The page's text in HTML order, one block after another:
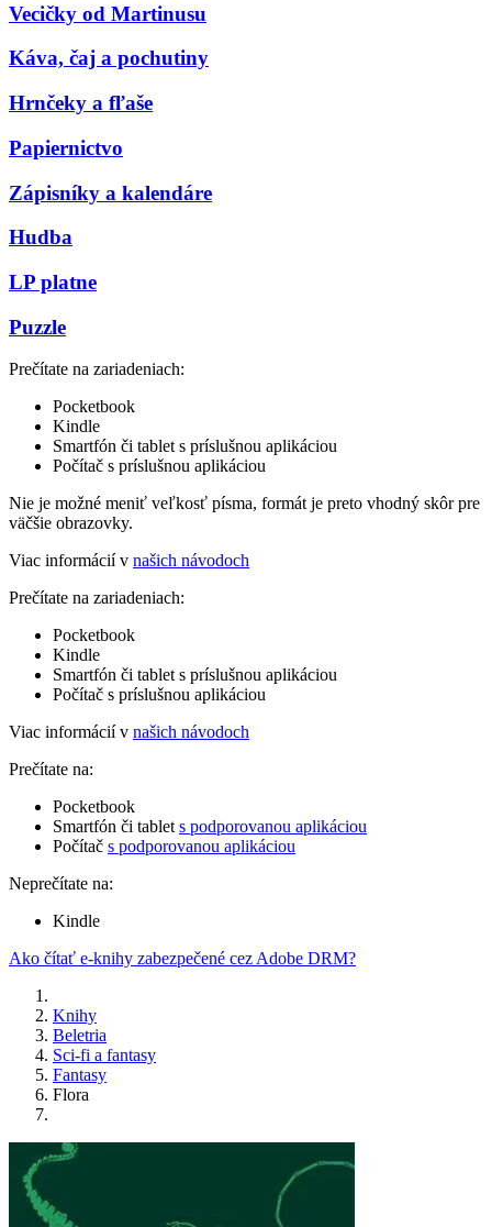
Vecičky od Martinusu
Káva, čaj a pochutiny
Hrnčeky a fľaše
Papiernictvo
Zápisníky a kalendáre
Hudba
LP platne
Puzzle
Prečítate na zariadeniach:
Pocketbook
Kindle
Smartfón či tablet s príslušnou aplikáciou
Počítač s príslušnou aplikáciou
Nie je možné meniť veľkosť písma, formát je preto vhodný skôr pre
väčšie obrazovky.
Viac informácií v našich návodoch
Prečítate na zariadeniach:
Pocketbook
Kindle
Smartfón či tablet s príslušnou aplikáciou
Počítač s príslušnou aplikáciou
Viac informácií v našich návodoch
Prečítate na:
Pocketbook
Smartfón či tablet s podporovanou aplikáciou
Počítač s podporovanou aplikáciou
Neprečítate na:
Kindle
Ako čítať e-knihy zabezpečené cez Adobe DRM?
Knihy
Beletria
Sci-fi a fantasy
Fantasy
Flora